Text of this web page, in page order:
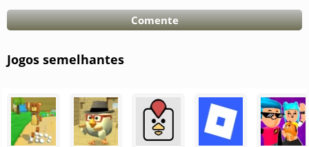
Comente
Jogos semelhantes